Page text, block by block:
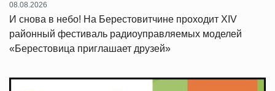
08.08.2026
И снова в небо! На Берестовитчине проходит XIV
районный фестиваль радиоуправляемых моделей
«Берестовица приглашает друзей»